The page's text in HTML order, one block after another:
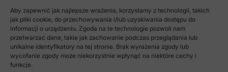
Aby zapewnić jak najlepsze wrażenia, korzystamy z technologii, takich
jak pliki cookie, do przechowywania i/lub uzyskiwania dostępu do
informacji o urządzeniu. Zgoda na te technologie pozwoli nam
przetwarzać dane, takie jak zachowanie podczas przeglądania lub
unikalne identyfikatory na tej stronie. Brak wyrażenia zgody lub
wycofanie zgody może niekorzystnie wpłynąć na niektóre cechy i
funkcje.
Moje konto
Polityka prywatności
Regulamin sklepu